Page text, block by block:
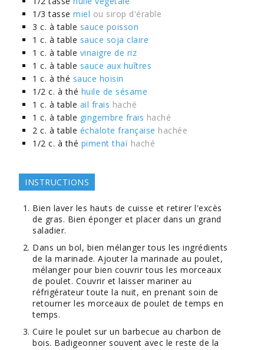
1/3 tasse miel ou sirop d'érable
3 c. à table sauce poisson
1 c. à table sauce soja claire
1 c. à table vinaigre de riz
1 c. à table sauce aux huîtres
1 c. à thé sauce hoisin
1/2 c. à thé huile de sésame
1 c. à table ail frais haché
1 c. à table gingembre frais haché
2 c. à table échalote française hachée
1/2 c. à thé piment thaï haché
INSTRUCTIONS
Bien laver les hauts de cuisse et retirer l'excès
de gras. Bien éponger et placer dans un grand
saladier.
Dans un bol, bien mélanger tous les ingrédients
de la marinade. Ajouter la marinade au poulet,
mélanger pour bien couvrir tous les morceaux
de poulet. Couvrir et laisser mariner au
réfrigérateur toute la nuit, en prenant soin de
retourner les morceaux de poulet de temps en
temps.
Cuire le poulet sur un barbecue au charbon de
bois. Badigeonner souvent avec le reste de la